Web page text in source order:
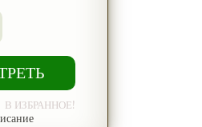
В ИЗБРАННОЕ!